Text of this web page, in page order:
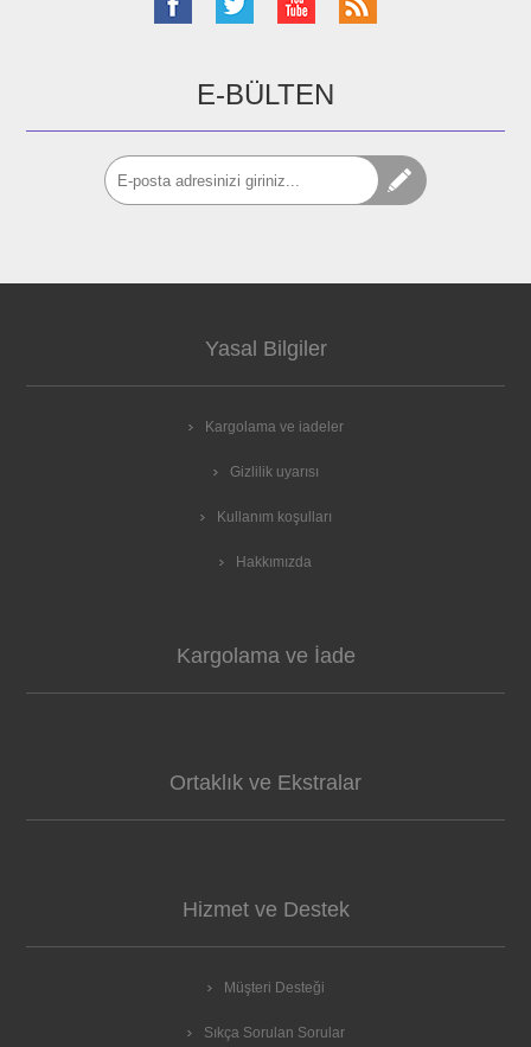
E-BÜLTEN
Yasal Bilgiler
Kargolama ve iadeler
Gizlilik uyarısı
Kullanım koşulları
Hakkımızda
Kargolama ve İade
Ortaklık ve Ekstralar
Hizmet ve Destek
Müşteri Desteği
Sıkça Sorulan Sorular